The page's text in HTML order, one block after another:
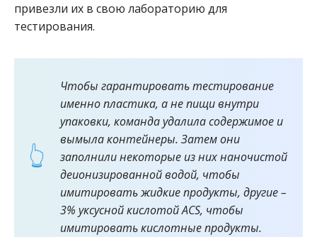
привезли их в свою лабораторию для
тестирования.
Чтобы гарантировать тестирование
именно пластика, а не пищи внутри
упаковки, команда удалила содержимое и
вымыла контейнеры. Затем они
заполнили некоторые из них наночистой
деионизированной водой, чтобы
имитировать жидкие продукты, другие –
3% уксусной кислотой ACS, чтобы
имитировать кислотные продукты.